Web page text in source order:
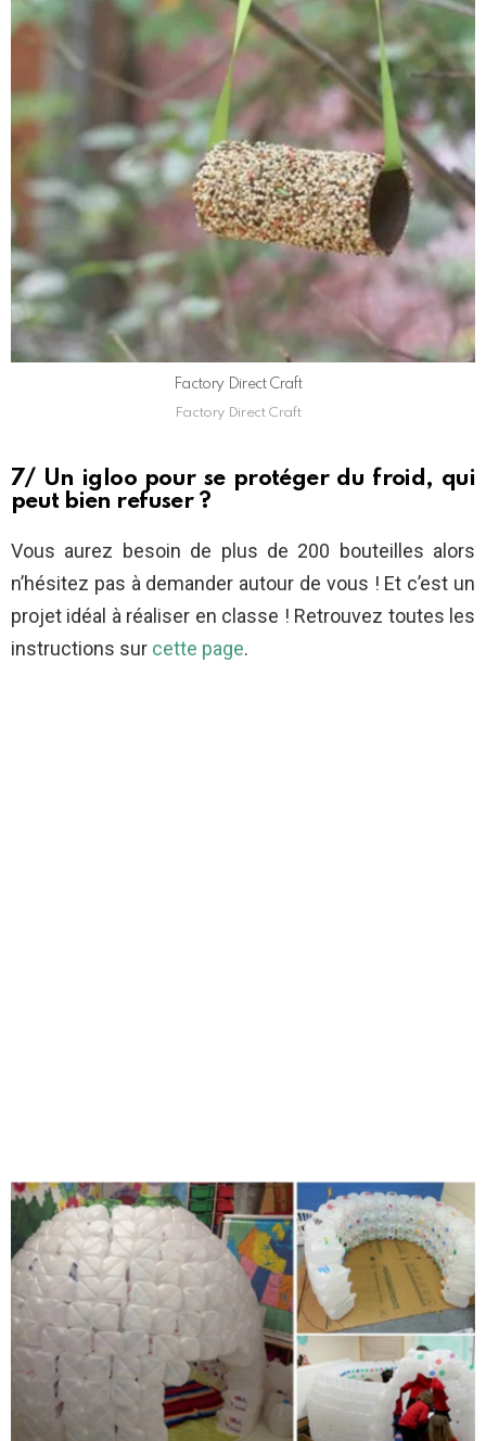
Factory Direct Craft
Factory Direct Craft
7/ Un igloo pour se protéger du froid, qui
peut bien refuser ?
Vous aurez besoin de plus de 200 bouteilles alors
n’hésitez pas à demander autour de vous ! Et c’est un
projet idéal à réaliser en classe ! Retrouvez toutes les
instructions sur cette page.